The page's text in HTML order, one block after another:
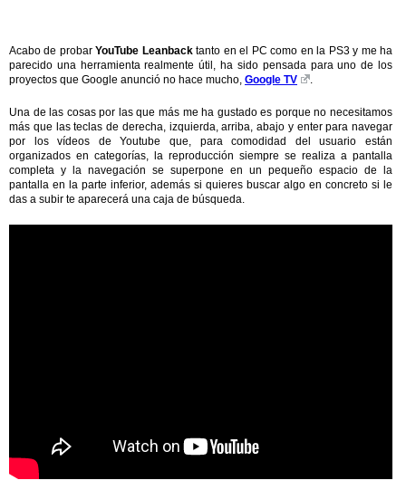
Acabo de probarYouTube Leanbacktanto en el PC como en la PS3 y me ha
parecido una herramienta realmente útil, ha sido pensada para uno de los
proyectos que Google anunció no hace mucho, Google TV .
Una de las cosas por las que más me ha gustado es porque no necesitamos
más que las teclas de derecha, izquierda, arriba, abajo y enter para navegar
por los vídeos de Youtube que, para comodidad del usuario están
organizados en categorías, la reproducción siempre se realiza a pantalla
completa y la navegación se superpone en un pequeño espacio de la
pantalla en la parte inferior, además si quieres buscar algo en concreto si le
das a subir te aparecerá una caja de búsqueda.